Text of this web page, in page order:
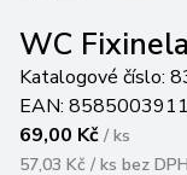
WC
Katalogové číslo:
EAN:
69,00 Kč / ks
57,03 Kč / ks bez DPH